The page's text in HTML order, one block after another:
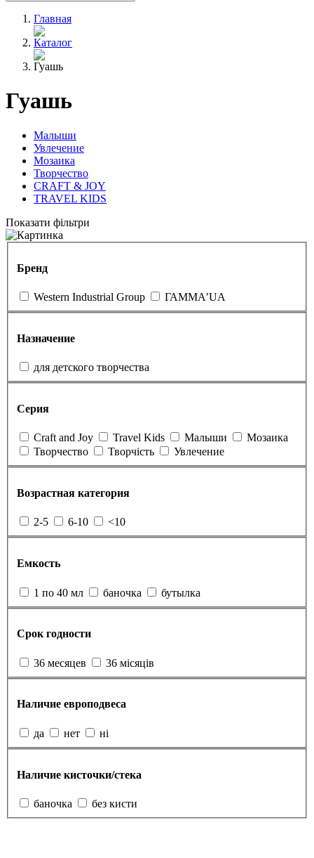
Главная
Каталог
Гуашь
Гуашь
Малыши
Увлечение
Мозаика
Творчество
CRAFT & JOY
TRAVEL KIDS
Показати фільтри
Бренд
Western Industrial Group ГАММА’UA
Назначение
для детского творчества
Серия
Craft and Joy Travel Kids Малыши
Мозаика
Творчество
Творчість Увлечение
Возрастная категория
2-5 6-10 <10
Емкость
1 по 40 мл баночка бутылка
Срок годности
36 месяцев 36 місяців
Наличие европодвеса
да нет ні
Наличие кисточки/стека
баночка без кисти